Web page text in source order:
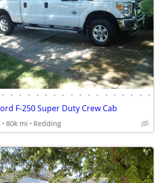
• • • • • • • • • • • • • • • • • •
F-250 Super Duty Crew Cab
80k mi Redding